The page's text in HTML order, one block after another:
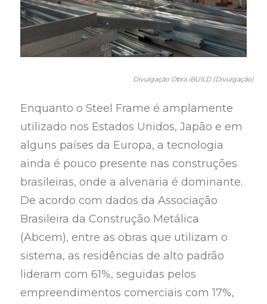
Divulgação Obra iBUILD (Divulgação)
Enquanto o Steel Frame é amplamente
utilizado nos Estados Unidos, Japão e em
alguns países da Europa, a tecnologia
ainda é pouco presente nas construções
brasileiras, onde a alvenaria é dominante.
De acordo com dados da Associação
Brasileira da Construção Metálica
(Abcem), entre as obras que utilizam o
sistema, as residências de alto padrão
lideram com 61%, seguidas pelos
empreendimentos comerciais com 17%,